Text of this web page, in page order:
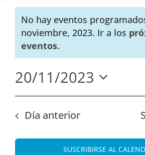
Aviso
No hay eventos
noviembre, 2023. Ir a los
eventos.
20/11/2023
Seleccionar
fecha.
Día anterior
SUSCRIBIRSE AL